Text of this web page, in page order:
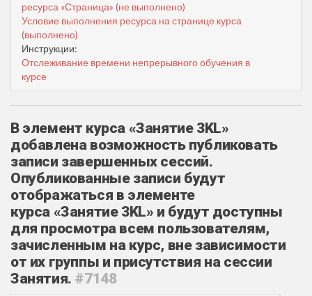
ресурса «Страница» (не выполнено)
Условие выполнения ресурса на странице курса
(выполнено)
Инструкции:
Отслеживание времени непрерывного обучения в
курсе
В элемент курса «Занятие 3KL»
добавлена возможность публиковать
записи завершенных сессий.
Опубликованные записи будут
отображаться в элементе
курса «Занятие 3KL» и будут доступны
для просмотра всем пользователям,
зачисленным на курс, вне зависимости
от их группы и присутствия на сессии
Занятия. #7148